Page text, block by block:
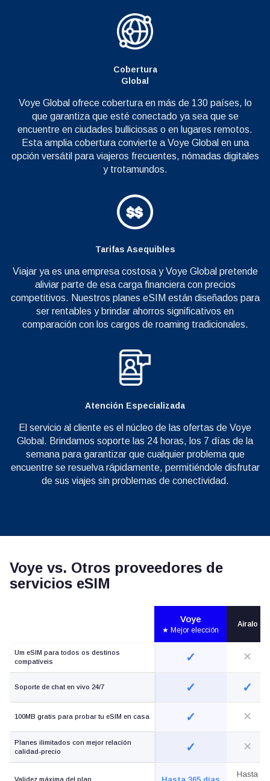
Cobertura
Global
Voye Global ofrece cobertura en más de 130 países, lo
que garantiza que esté conectado ya sea que se
encuentre en ciudades bulliciosas o en lugares remotos.
Esta amplia cobertura convierte a Voye Global en una
opción versátil para viajeros frecuentes, nómadas digitales
y trotamundos.
Tarifas Asequibles
Viajar ya es una empresa costosa y Voye Global pretende
aliviar parte de esa carga financiera con precios
competitivos. Nuestros planes eSIM están diseñados para
ser rentables y brindar ahorros significativos en
comparación con los cargos de roaming tradicionales.
Atención Especializada
El servicio al cliente es el núcleo de las ofertas de Voye
Global. Brindamos soporte las 24 horas, los 7 días de la
semana para garantizar que cualquier problema que
encuentre se resuelva rápidamente, permitiéndole disfrutar
de sus viajes sin problemas de conectividad.
Voye vs. Otros proveedores de
servicios eSIM
Voye
★ Mejor elección
Airalo
Um eSIM para todos os destinos
compatíveis
✓ ✕
Soporte de chat en vivo 24/7 ✓ ✓
100MB gratis para probar tu eSIM en casa ✓ ✕
Planes ilimitados con mejor relación
calidad-precio
✓ ✕
Validez máxima del plan
Hasta